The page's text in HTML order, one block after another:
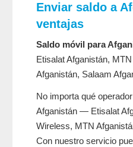
Enviar saldo a
ventajas
Saldo móvil para
Etisalat Afganistán,
Afganistán, Salaam
No importa qué
Afganistán — Etisalat
Wireless, MTN
Con nuestro servicio